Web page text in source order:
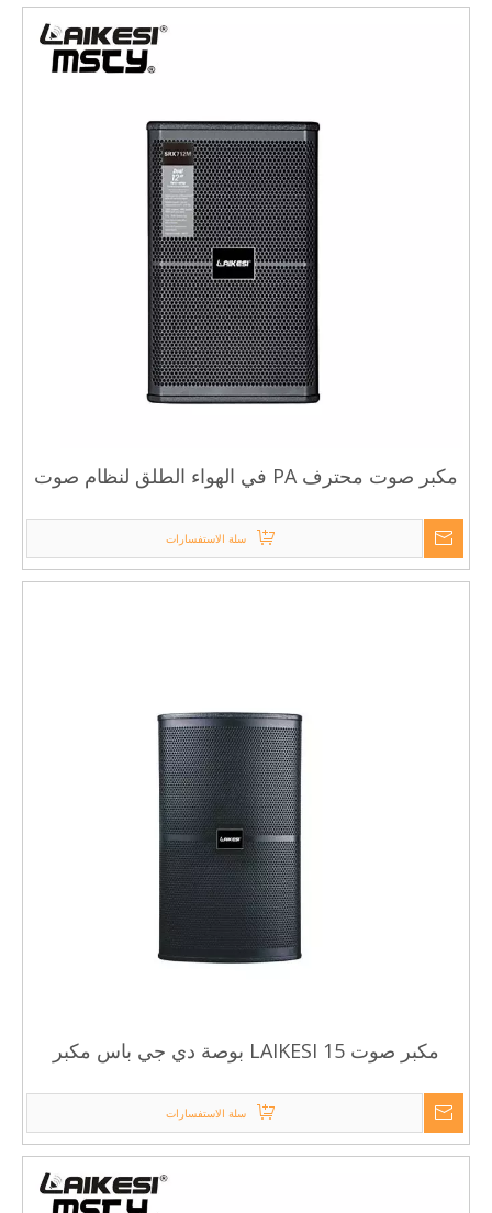
مكبر صوت محترف PA في الهواء الطلق لنظام صوت
سلة الاستفسارات
مكبر صوت LAIKESI 15 بوصة دي جي باس مكبر
سلة الاستفسارات